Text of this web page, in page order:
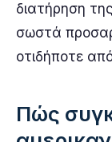
διατήρηση
σωστά
οτιδήποτε
Πώς